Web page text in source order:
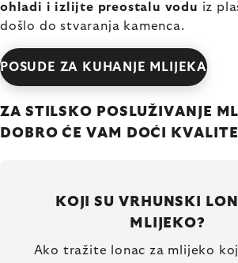
ohladi i izlijte preostalu vodu iz
došlo do stvaranja kamenca.
POSUDE ZA KUHANJE MLIJEKA
ZA STILSKO POSLUŽIVANJE
DOBRO ĆE VAM DOĆI
KOJI SU VRHUNSKI
MLIJEKO?
Ako tražite lonac za mlijeko